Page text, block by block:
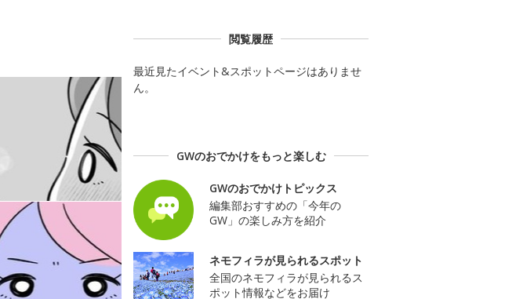
閲覧履歴
最近見たイベント&スポットページはありませ
ん。
GWのおでかけをもっと楽しむ
GWのおでかけトピックス
編集部おすすめの「今年の
GW」の楽しみ方を紹介
ネモフィラが見られるスポット
全国のネモフィラが見られるス
ポット情報などをお届け